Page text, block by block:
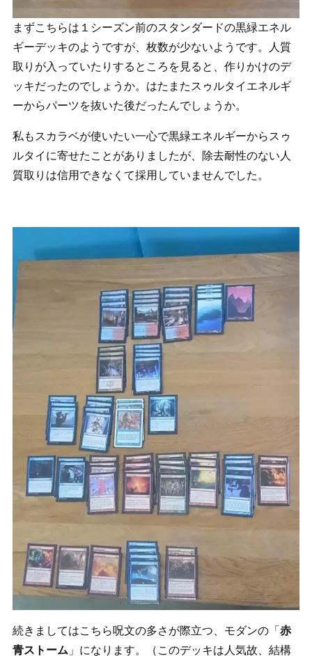
まずこちらは１シーズン前のスタンダードの黒緑エネル
ギーデッキのようですが、枚数が少ないようです。人質
取りが入っていたりするところを見ると、作りかけのデ
ッキだったのでしょうか。はたまたスゥルタイエネルギ
ーからパーツを抜いた後だったんでしょうか。
私もスカラベが使いたい一心で黒緑エネルギーからスゥ
ルタイに寄せたことがありましたが、除去耐性のない人
質取りは信用できなくて採用していませんでした。
続きましてはこちら呪文の多さが際立つ、モダンの「 赤
青ストーム 」になります。（このデッキは人気故、結構